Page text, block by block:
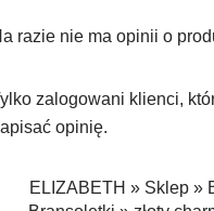
razie nie ma opinii o
zalogowani klienci,
opinię.
ELIZABETH » Sklep »